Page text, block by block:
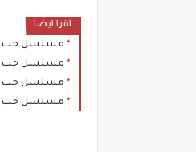
اقرا ايضا
مسلسل حب ع
مسلسل حب ع ورق
مسلسل حب ع ورق
مسلسل حب ع